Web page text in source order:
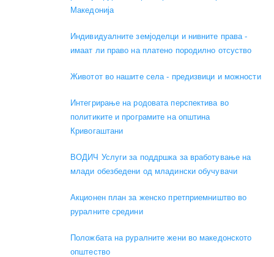
Македонија
Индивидуалните земјоделци и нивните права -
имаат ли право на платено породилно отсуство
Животот во нашите села - предизвици и можности
Интегрирање на родовата перспектива во
политиките и програмите на општина
Кривогаштани
ВОДИЧ Услуги за поддршка за вработување на
млади обезбедени од младински обучувачи
Акционен план за женско претприемништво во
руралните средини
Положбата на руралните жени во македонското
општество